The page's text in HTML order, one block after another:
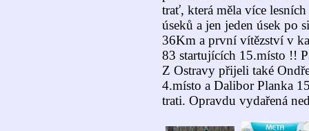
trať, která měla více
úseků a jen jeden úsek po
36Km a první vítězství v
83 startujících 15.místo !!
Z Ostravy přijeli také
4.místo a Dalibor Planka
trati. Opravdu vydařená